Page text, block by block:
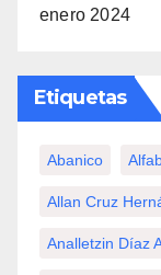
enero 2024
Etiquetas
Abanico
Allan Cruz
Analletzin Díaz